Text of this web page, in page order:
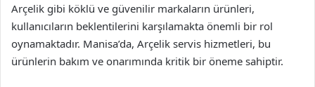
Arçelik gibi köklü ve güvenilir markaların ürünleri,
kullanıcıların beklentilerini karşılamakta önemli bir rol
oynamaktadır. Manisa’da, Arçelik servis hizmetleri, bu
ürünlerin bakım ve onarımında kritik bir öneme sahiptir.